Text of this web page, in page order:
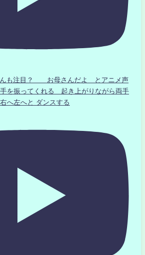
んも注目？ お母さんだよ とアニメ声
を振ってくれる 起き上がりながら両手
へ左へと ダンスする